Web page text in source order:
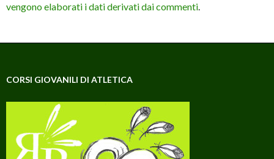
vengono elaborati i dati derivati dai commenti.
CORSI GIOVANILI DI ATLETICA